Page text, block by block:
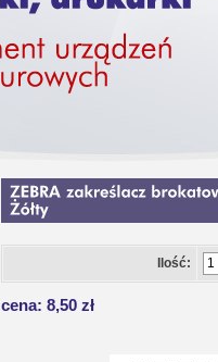
Ilość:
cena: 8,50 zł